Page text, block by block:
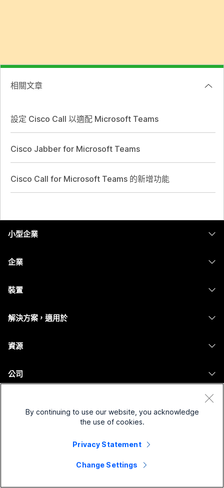
相關文章
設定 Cisco Call 以適配 Microsoft Teams
Cisco Jabber for Microsoft Teams
Cisco Call for Microsoft Teams 的新增功能
小型企業
企業
裝置
配件
解決方案，適用於
運動與娛樂
資源
加入測驗會議
整合
協助工具
包容性
公司
聯絡技術支援
Webex 思想領導力
By continuing to use our website, you acknowledge
the use of cookies.
Privacy Statement
Change Settings